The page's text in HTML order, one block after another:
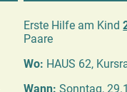
Erste Hilfe am Kind
Paare
Wo: HAUS 62,
Wann: Sonntag,